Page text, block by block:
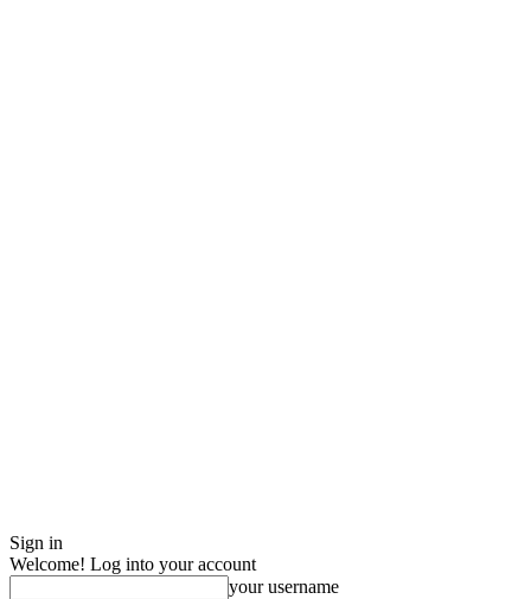
Sign in
Welcome! Log into your account
your username